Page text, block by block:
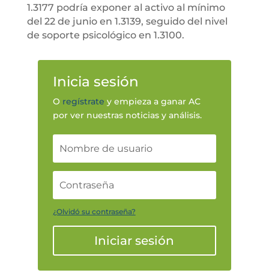
1.3177 podría exponer al activo al mínimo
del 22 de junio en 1.3139, seguido del nivel
de soporte psicológico en 1.3100.
Inicia sesión
O regístrate y empieza a ganar AC
por ver nuestras noticias y análisis.
¿Olvidó su contraseña?
Iniciar sesión